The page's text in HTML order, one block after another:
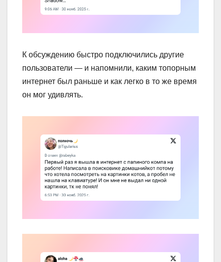
К обсуждению быстро подключились другие
пользователи — и напомнили, каким топорным
интернет был раньше и как легко в то же время
он мог удивлять.